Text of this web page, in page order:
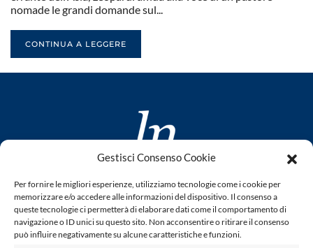
Gestisci Consenso Cookie
Per fornire le migliori esperienze, utilizziamo tecnologie come i cookie per
memorizzare e/o accedere alle informazioni del dispositivo. Il consenso a
queste tecnologie ci permetterà di elaborare dati come il comportamento di
navigazione o ID unici su questo sito. Non acconsentire o ritirare il consenso
può influire negativamente su alcune caratteristiche e funzioni.
nomade le grandi domande sul...
CONTINUA A LEGGERE
www.laletteraturaenoi.it
fondato da Romano Luperini
Questo blog non rappresenta una testata giornalistica in
quanto viene aggiornato senza alcuna periodicità. Non può